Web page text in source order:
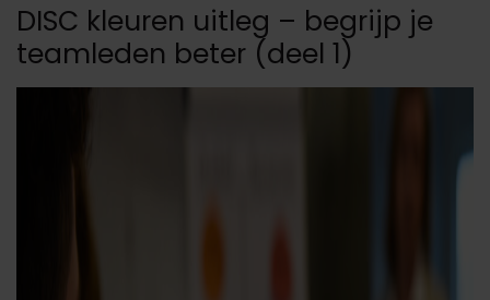
DISC kleuren uitleg – begrijp je
teamleden beter (deel 1)